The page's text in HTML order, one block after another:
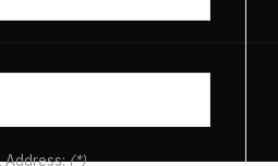
Address:(*)